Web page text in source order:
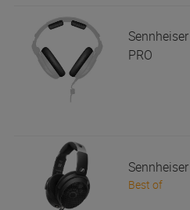
Sennheiser
PRO
Sennheiser
Best of